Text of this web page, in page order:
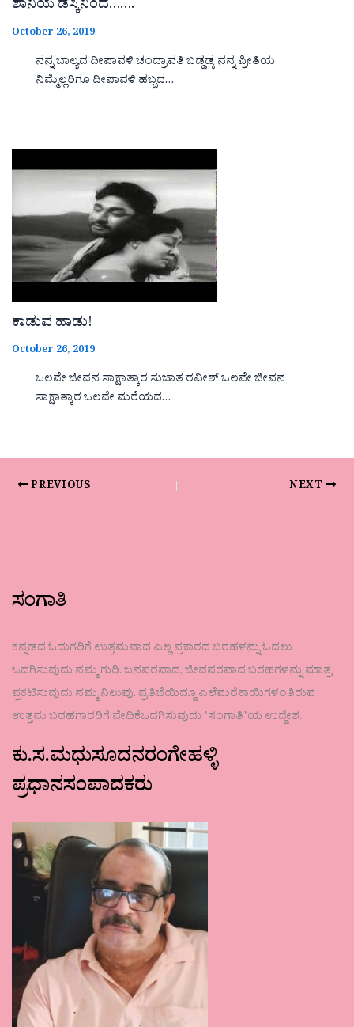
ಶಾನಿಯ ಡೆಸ್ಕಿನಿಂದ…….
October 26, 2019
ನನ್ನ ಬಾಲ್ಯದ ದೀಪಾವಳಿ ಚಂದ್ರಾವತಿ ಬಡ್ಡಡ್ಕ ನನ್ನ ಪ್ರೀತಿಯ
ನಿಮ್ಮೆಲ್ಲರಿಗೂ ದೀಪಾವಳಿ ಹಬ್ಬದ…
ಕಾಡುವ ಹಾಡು!
October 26, 2019
ಒಲವೇ ಜೀವನ ಸಾಕ್ಷಾತ್ಕಾರ ಸುಜಾತ ರವೀಶ್ ಒಲವೇ ಜೀವನ
ಸಾಕ್ಷಾತ್ಕಾರ ಒಲವೇ ಮರೆಯದ…
PREVIOUS NEXT
ಸಂಗಾತಿ
ಕನ್ನಡದ ಓದುಗರಿಗೆ ಉತ್ತಮವಾದ ಎಲ್ಲ ಪ್ರಕಾರದ ಬರಹಳನ್ನು ಓದಲು
ಒದಗಿಸುವುದು ನಮ್ಮ ಗುರಿ. ಜನಪರವಾದ, ಜೀವಪರವಾದ ಬರಹಗಳನ್ನು ಮಾತ್ರ
ಪ್ರಕಟಿಸುವುದು ನಮ್ಮ ನಿಲುವು. ಪ್ರತಿಭೆಯಿದ್ದೂ ಎಲೆಮರೆಕಾಯಿಗಳಂತಿರುವ
ಉತ್ತಮ ಬರಹಗಾರರಿಗೆ ವೇದಿಕೆಒದಗಿಸುವುದು ʼಸಂಗಾತಿʼಯ ಉದ್ದೇಶ.
ಕು.ಸ.ಮಧುಸೂದನರಂಗೇಹಳ್ಳಿ
ಪ್ರಧಾನಸಂಪಾದಕರು